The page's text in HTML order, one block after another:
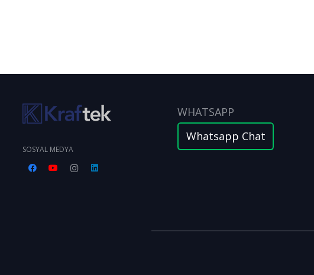
SOSYAL MEDYA
WHATSAPP
Whatsapp Chat